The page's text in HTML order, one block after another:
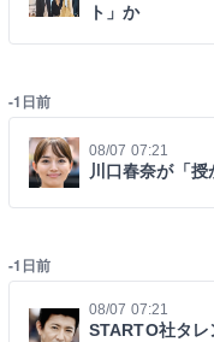
ト」か
-1日前
08/07 07:21
川口春奈が「
-1日前
08/07 07:21
STARTO社タ